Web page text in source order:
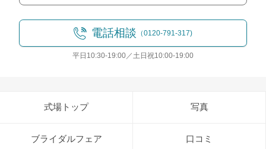
電話相談 （0120-791-317)
平日10:30-19:00／土日祝10:00-19:00
式場トップ 写真
ブライダルフェア 口コミ